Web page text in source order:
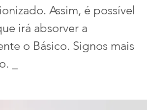
Assim, é possível
irá absorver a
o Básico. Signos mais
_